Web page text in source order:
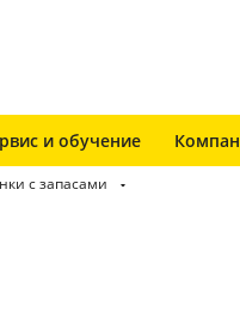
и обучение
с запасами